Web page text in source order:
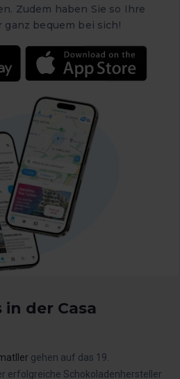
Zudem haben Sie so Ihre
ganz bequem bei sich!
der Casa
gehen auf das 19.
erfolgreiche Schokoladenhersteller